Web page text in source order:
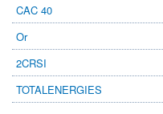
CAC 40
Or
2CRSI
TOTALENERGIES